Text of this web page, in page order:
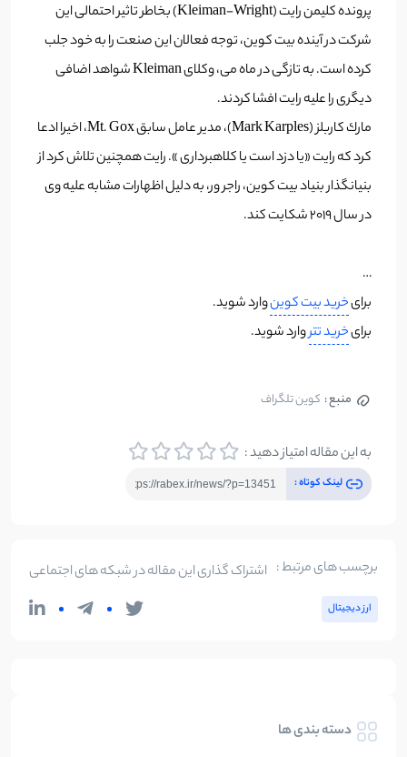
پرونده کلیمن رایت (Kleiman-Wright) بخاطر تاثیر احتمالی این
شرکت در آینده بیت کوین، توجه فعالان این صنعت را به خود جلب
کرده است. به تازگی در ماه می، وکلای Kleiman شواهد اضافی
دیگری را علیه رایت افشا کردند.
مارك كاربلز (Mark Karples)، مدیر عامل سابق Mt. Gox، اخیرا ادعا
كرد كه رایت «یا دزد است یا كلاهبرداری ». رایت همچنین تلاش کرد از
بنیانگذار بنیاد بیت کوین، راجر ور، به دلیل اظهارات مشابه علیه وی
در سال 2019 شکایت کند.
…
برایخرید بیت کوینوارد شوید.
برایخرید تتروارد شوید.
منبع : کوین تلگراف
به این مقاله امتیاز دهید :
لینک کوتاه :
برچسب های مرتبط :
ارز دیجیتال
اشتراک گذاری این مقاله در شبکه های اجتماعی
دسته بندی ها